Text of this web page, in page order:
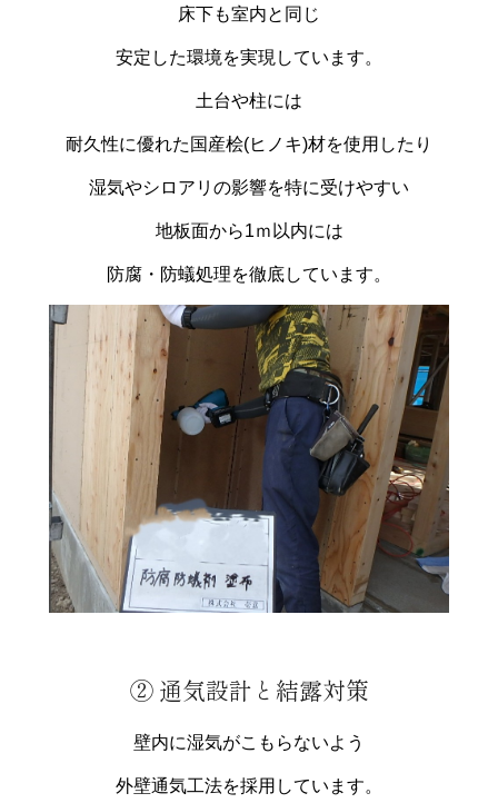
床下も室内と同じ
安定した環境を実現しています。
土台や柱には
耐久性に優れた国産桧(ヒノキ)材を使用したり
湿気やシロアリの影響を特に受けやすい
地板面から1ｍ以内には
防腐・防蟻処理を徹底しています。
② 通気設計と結露対策
壁内に湿気がこもらないよう
外壁通気工法を採用しています。